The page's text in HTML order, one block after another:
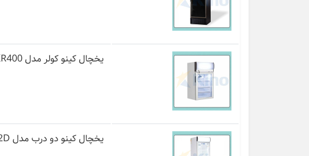
یخچال کینو کولر مدل KR400
یخچال کینو دو درب مدل KR615-2D